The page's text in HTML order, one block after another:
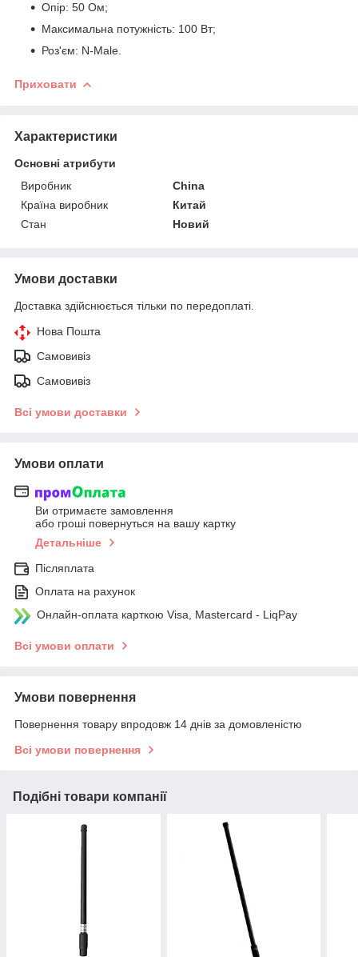
Опір: 50 Ом;
Максимальна потужність: 100 Вт;
Роз'єм: N-Male.
Приховати
Характеристики
Основні атрибути
Виробник
China
Країна виробник
Китай
Стан
Новий
Умови доставки
Доставка здійснюється тільки по передоплаті.
Нова Пошта
Самовивіз
Самовивіз
Всі умови доставки
Умови оплати
Ви отримаєте замовлення
або гроші повернуться на вашу картку
Детальніше
Післяплата
Оплата на рахунок
Онлайн-оплата карткою Visa, Mastercard - LiqPay
Всі умови оплати
Умови повернення
Повернення товару впродовж 14 днів за домовленістю
Всі умови повернення
Подібні товари компанії